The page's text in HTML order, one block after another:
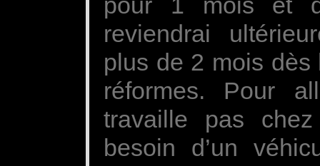
reviendrai
plus de 2 mois dès
réformes. Pour
travaille pas
besoin d’un